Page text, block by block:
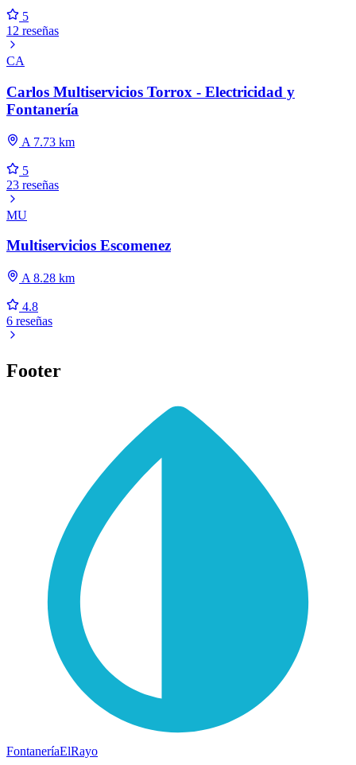
5
12 reseñas
CA
Carlos Multiservicios Torrox - Electricidad y
Fontanería
A 7.73 km
5
23 reseñas
MU
Multiservicios Escomenez
A 8.28 km
4.8
6 reseñas
Footer
FontaneríaElRayo